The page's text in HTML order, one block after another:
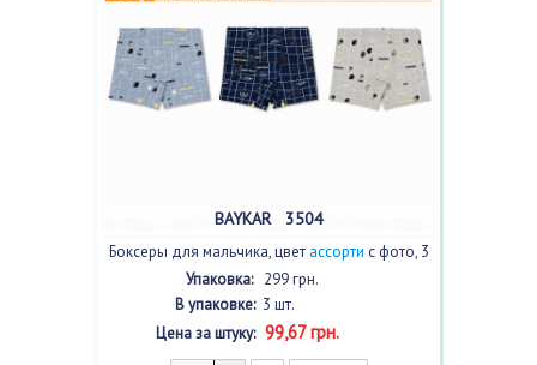
BAYKAR 3504
Боксеры для мальчика, цвет ассорти с фото, 3
шт.
Упаковка: 299 грн.
В упаковке:3 шт.
Цена за штуку:99,67 грн.